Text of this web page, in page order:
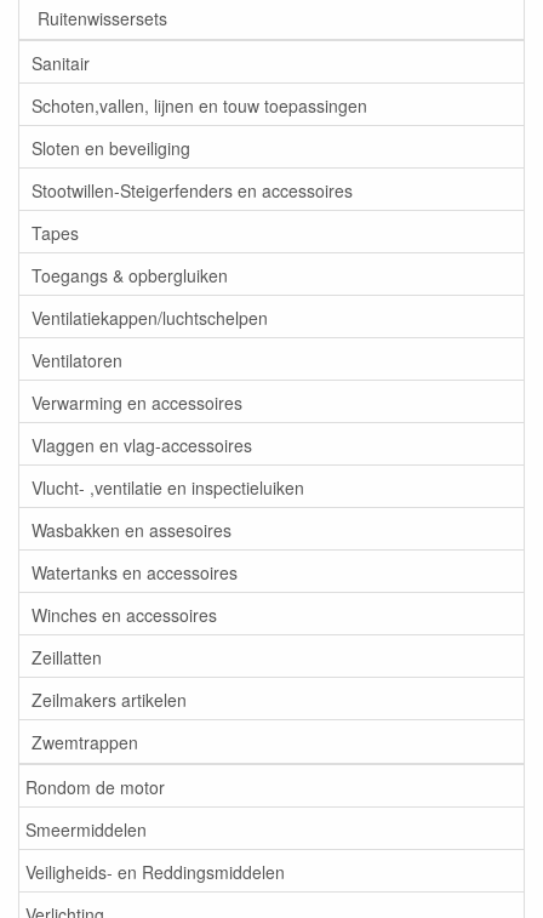
Ruitenwissersets
Sanitair
Schoten,vallen, lijnen en touw toepassingen
Sloten en beveiliging
Stootwillen-Steigerfenders en accessoires
Tapes
Toegangs & opbergluiken
Ventilatiekappen/luchtschelpen
Ventilatoren
Verwarming en accessoires
Vlaggen en vlag-accessoires
Vlucht- ,ventilatie en inspectieluiken
Wasbakken en assesoires
Watertanks en accessoires
Winches en accessoires
Zeillatten
Zeilmakers artikelen
Zwemtrappen
Rondom de motor
Smeermiddelen
Veiligheids- en Reddingsmiddelen